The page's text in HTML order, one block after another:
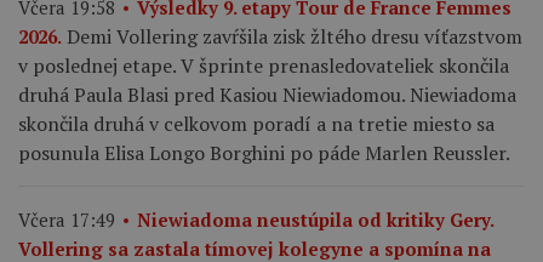
Včera 19:58
Výsledky 9. etapy Tour de France Femmes
2026. Demi Vollering zavŕšila zisk žltého dresu víťazstvom
v poslednej etape. V šprinte prenasledovateliek skončila
druhá Paula Blasi pred Kasiou Niewiadomou. Niewiadoma
skončila druhá v celkovom poradí a na tretie miesto sa
posunula Elisa Longo Borghini po páde Marlen Reussler.
Včera 17:49
Niewiadoma neustúpila od kritiky Gery.
Vollering sa zastala tímovej kolegyne a spomína na